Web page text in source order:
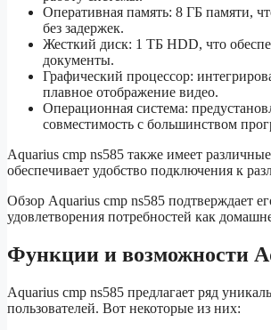
Оперативная память: 8 ГБ памяти,
без задержек.
Жесткий диск: 1 ТБ HDD, что
документы.
Графический процессор:
плавное отображение видео.
Операционная система:
совместимость с большинством
Aquarius cmp ns585 также имеет
обеспечивает удобство подключения к
Обзор Aquarius cmp ns585 подтверждает
удовлетворения потребностей как
Функции и возможности
Aquarius cmp ns585 предлагает ряд
пользователей. Вот некоторые из них: